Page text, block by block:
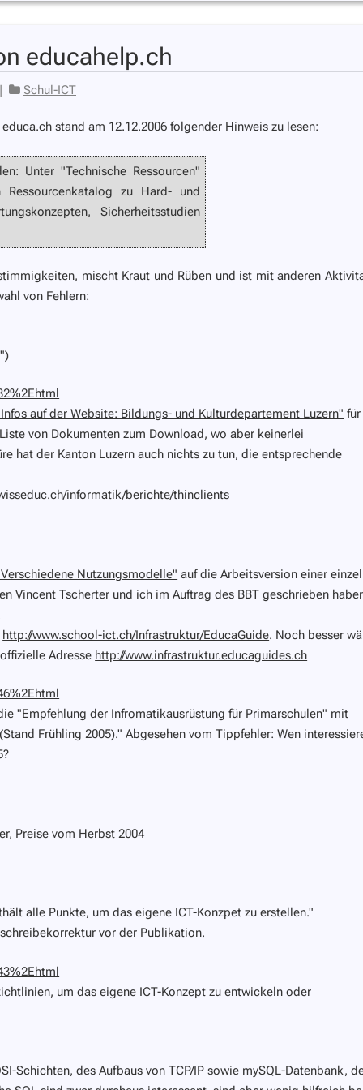
educahelp.ch
| Schul-ICT
stand am 12.12.2006 folgender Hinweis zu lesen:
Unter "Technische Ressourcen"
Ressourcenkatalog zu Hard- und
Sicherheitsstudien
mischt Kraut und Rüben und ist mit anderen
von Fehlern:
auf der Website: Bildungs- und Kulturdepartement Luzern"
von Dokumenten zum Download, wo aber keinerlei
hat der Kanton Luzern auch nichts zu tun, die entsprechende
informatik/berichte/thinclients
Nutzungsmodelle" auf die Arbeitsversion einer
Vincent Tscherter und ich im Auftrag des BBT geschrieben
http://www.school-ict.ch/Infrastruktur/EducaGuide. Noch besser
Adresse http://www.infrastruktur.educaguides.ch
"Empfehlung der Infromatikausrüstung für Primarschulen" mit
Frühling 2005)." Abgesehen vom Tippfehler: Wen
Preise vom Herbst 2004
alle Punkte, um das eigene ICT-Konzpet zu erstellen."
vor der Publikation.
um das eigene ICT-Konzept zu entwickeln oder
Schichten, des Aufbaus von TCP/IP sowie mySQL-Datenbank,